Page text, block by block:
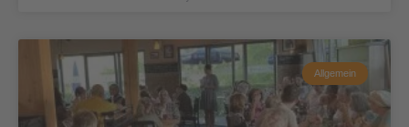
Allgemein